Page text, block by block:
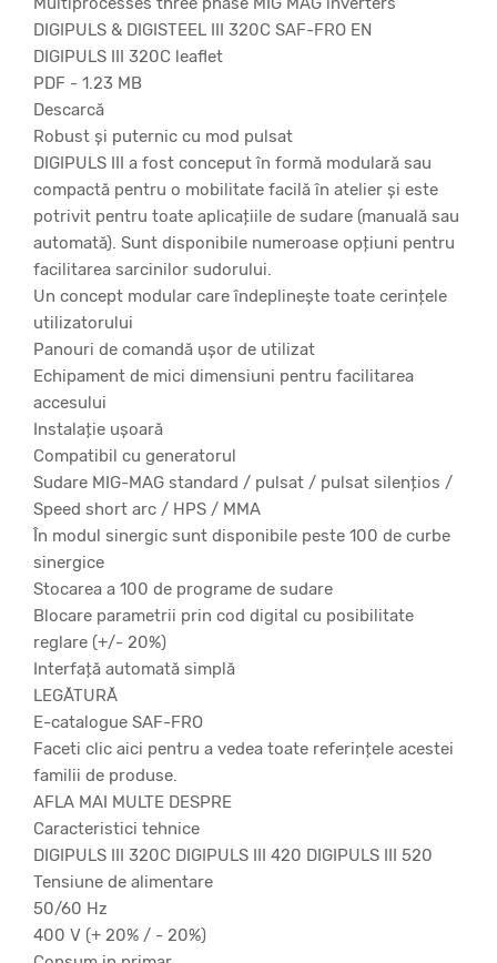
DIGIPULS & DIGISTEEL III 320C SAF-FRO EN
DIGIPULS III 320C leaflet
PDF - 1.23 MB
Descarcă
Robust și puternic cu mod pulsat
DIGIPULS III a fost conceput în formă modulară sau
compactă pentru o mobilitate facilă în atelier și este
potrivit pentru toate aplicațiile de sudare (manuală sau
automată). Sunt disponibile numeroase opțiuni pentru
facilitarea sarcinilor sudorului.
Un concept modular care îndeplinește toate cerințele
utilizatorului
Panouri de comandă ușor de utilizat
Echipament de mici dimensiuni pentru facilitarea
accesului
Instalație ușoară
Compatibil cu generatorul
Sudare MIG-MAG standard / pulsat / pulsat silențios /
Speed short arc / HPS / MMA
În modul sinergic sunt disponibile peste 100 de curbe
sinergice
Stocarea a 100 de programe de sudare
Blocare parametrii prin cod digital cu posibilitate
reglare (+/- 20%)
Interfață automată simplă
LEGĂTURĂ
E-catalogue SAF-FRO
Faceti clic aici pentru a vedea toate referințele acestei
familii de produse.
AFLA MAI MULTE DESPRE
Caracteristici tehnice
DIGIPULS III 320C DIGIPULS III 420 DIGIPULS III 520
Tensiune de alimentare
50/60 Hz
400 V (+ 20% / - 20%)